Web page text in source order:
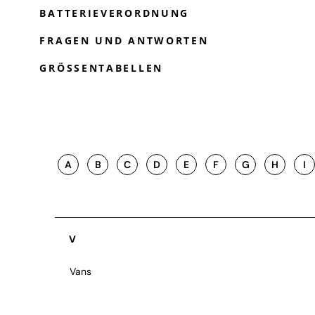
BATTERIEVERORDNUNG
FRAGEN UND ANTWORTEN
GRÖSSENTABELLEN
A B C D E F G H I
V
Vans